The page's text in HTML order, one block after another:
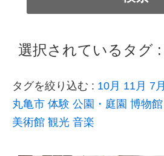
選択されているタグ :
タグを絞り込む : 10月 11月 7月
丸亀市 体験 公園・庭園 博物館
美術館 観光 音楽